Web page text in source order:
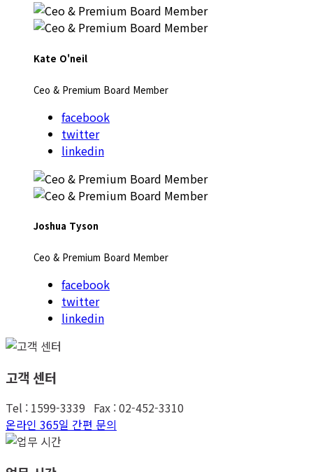
Kate O'neil
Ceo & Premium Board Member
facebook
twitter
linkedin
Joshua Tyson
Ceo & Premium Board Member
facebook
twitter
linkedin
고객 센터
Tel : 1599-3339 Fax : 02-452-3310
온라인 365일 간편 문의